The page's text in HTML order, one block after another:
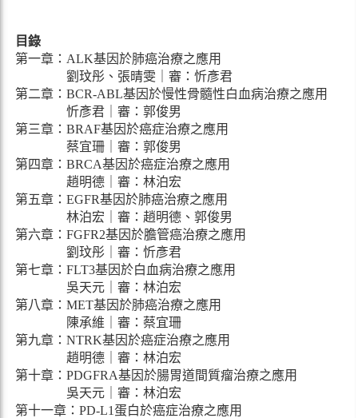
目錄
第一章：ALK基因於肺癌治療之應用
劉玟彤、張晴雯｜審：忻彥君
第二章：BCR-ABL基因於慢性骨髓性白血病治療之應用
忻彥君｜審：郭俊男
第三章：BRAF基因於癌症治療之應用
蔡宜珊｜審：郭俊男
第四章：BRCA基因於癌症治療之應用
趙明德｜審：林泊宏
第五章：EGFR基因於肺癌治療之應用
林泊宏｜審：趙明德、郭俊男
第六章：FGFR2基因於膽管癌治療之應用
劉玟彤｜審：忻彥君
第七章：FLT3基因於白血病治療之應用
吳天元｜審：林泊宏
第八章：MET基因於肺癌治療之應用
陳承維｜審：蔡宜珊
第九章：NTRK基因於癌症治療之應用
趙明德｜審：林泊宏
第十章：PDGFRA基因於腸胃道間質瘤治療之應用
吳天元｜審：林泊宏
第十一章：PD-L1蛋白於癌症治療之應用